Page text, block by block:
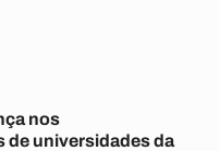
nos
de universidades da